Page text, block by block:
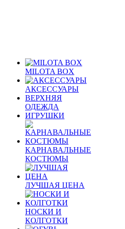
MILOTA BOX
АКСЕССУАРЫ
ВЕРХНЯЯ
ОДЕЖДА
ИГРУШКИ
КАРНАВАЛЬНЫЕ
КОСТЮМЫ
ЛУЧШАЯ ЦЕНА
НОСКИ И
КОЛГОТКИ